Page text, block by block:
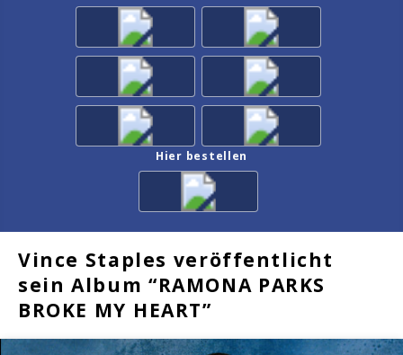
Hier bestellen
Vince Staples veröffentlicht
sein Album “RAMONA PARKS
BROKE MY HEART”